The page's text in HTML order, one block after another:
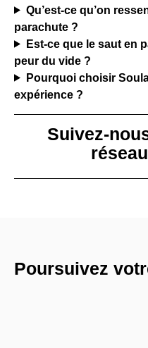
Qu’est-ce qu’on
parachute ?
Est-ce que le saut en
peur du vide ?
Pourquoi choisir
expérience ?
Suivez-
Poursuivez